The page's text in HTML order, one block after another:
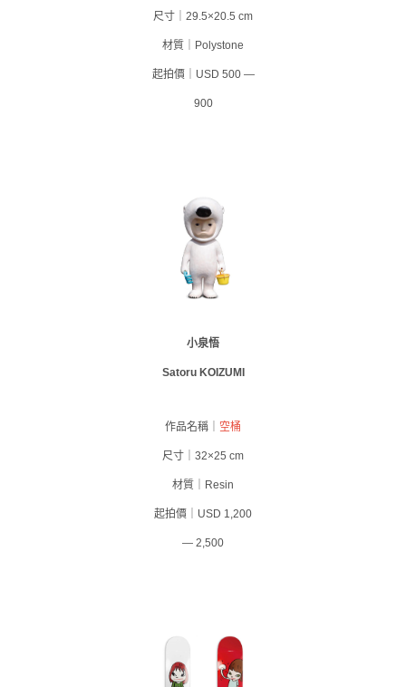
尺寸｜29.5×20.5 cm
材質｜Polystone
起拍價｜USD 500 —
900
小泉悟
Satoru KOIZUMI
作品名稱｜ 空桶
尺寸｜32×25 cm
材質｜Resin
起拍價｜USD 1,200
— 2,500